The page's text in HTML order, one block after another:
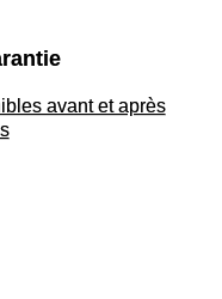
avant et après